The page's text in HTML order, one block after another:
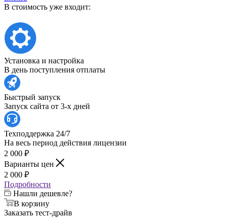
В стоимость уже входит:
Установка и настройка
В день поступления отплаты
Быстрый запуск
Запуск сайта от 3-х дней
Техподдержка 24/7
На весь период действия лицензии
2 000 ₽
Варианты цен
2 000 ₽
Подробности
Нашли дешевле?
В корзину
Заказать тест-драйв